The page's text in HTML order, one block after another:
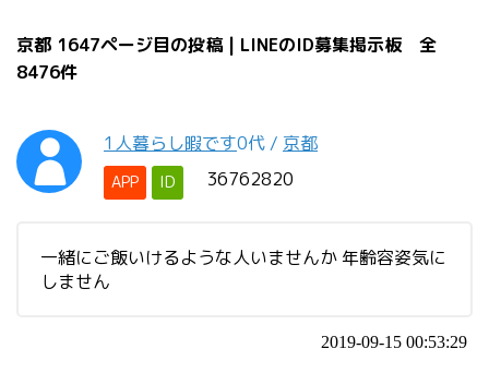
京都 1647ページ目の投稿 | LINEのID募集掲示板 全
8476件
1人暮らし暇です0代 / 京都
APP ID 36762820
一緒にご飯いけるような人いませんか 年齢容姿気に
しません
2019-09-15 00:53:29